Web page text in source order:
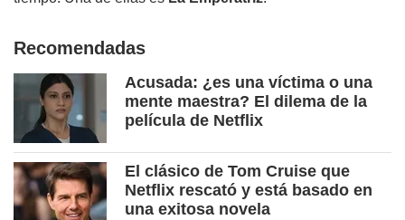
Recomendadas
Acusada: ¿es una víctima o una
mente maestra? El dilema de la
película de Netflix
El clásico de Tom Cruise que
Netflix rescató y está basado en
una exitosa novela